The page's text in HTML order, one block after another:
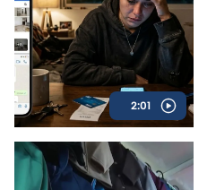
2:01